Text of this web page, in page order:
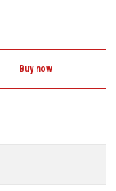
Buy now